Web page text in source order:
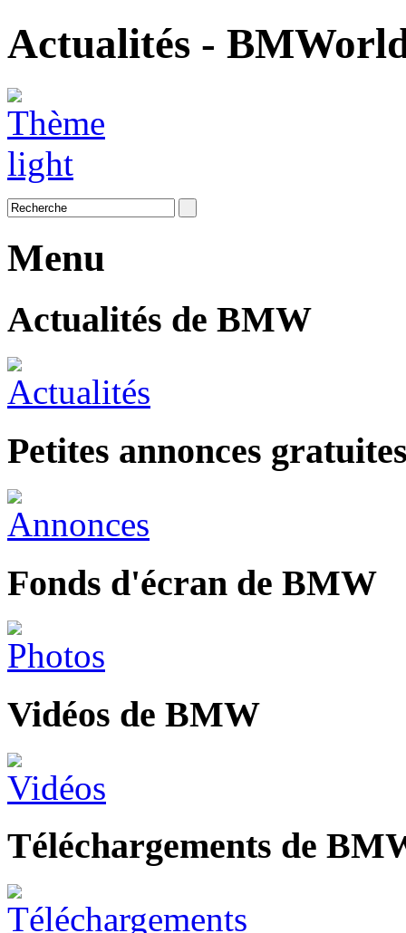
Actualités -
Menu
Actualités de BMW
Petites annonces
Fonds d'écran de BMW
Vidéos de BMW
Téléchargements de